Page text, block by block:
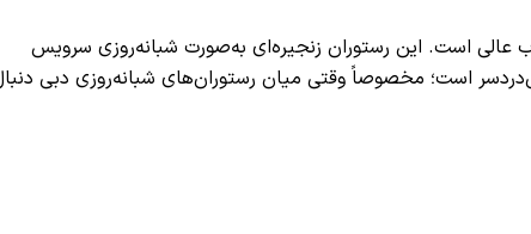
عالی است. این رستوران زنجیره‌ای به‌صورت شبانه‌روزی سرویس
است؛ مخصوصاً وقتی میان رستوران‌های شبانه‌روزی دبی